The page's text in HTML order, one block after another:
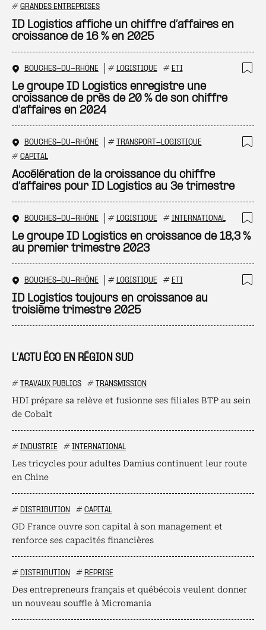
L’ACTU ÉCO EN RÉGION SUD
# TRAVAUX PUBLICS # TRANSMISSION
HDI prépare sa relève et fusionne ses filiales BTP au sein
de Cobalt
# INDUSTRIE # INTERNATIONAL
Les tricycles pour adultes Damius continuent leur route
en Chine
# DISTRIBUTION # CAPITAL
GD France ouvre son capital à son management et
renforce ses capacités financières
# DISTRIBUTION # REPRISE
Des entrepreneurs français et québécois veulent donner
un nouveau souffle à Micromania
# GRANDES ENTREPRISES
ID Logistics affiche un chiffre d’affaires en
croissance de 16 % en 2025
BOUCHES-DU-RHÔNE # LOGISTIQUE # ETI
Le groupe ID Logistics enregistre une
croissance de près de 20 % de son chiffre
d’affaires en 2024
BOUCHES-DU-RHÔNE # TRANSPORT-LOGISTIQUE
# CAPITAL
Accélération de la croissance du chiffre
d’affaires pour ID Logistics au 3e trimestre
BOUCHES-DU-RHÔNE # LOGISTIQUE # INTERNATIONAL
Le groupe ID Logistics en croissance de 18,3 %
au premier trimestre 2023
BOUCHES-DU-RHÔNE # LOGISTIQUE # ETI
ID Logistics toujours en croissance au
troisième trimestre 2025